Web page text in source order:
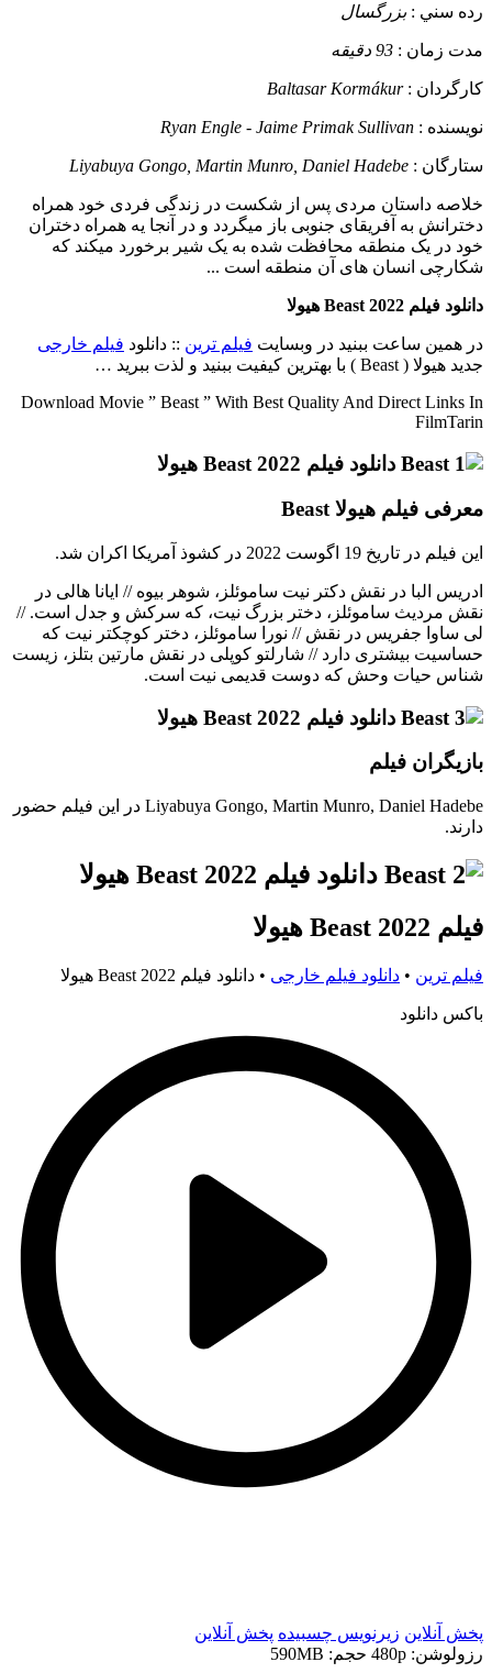
رده سني :بزرگسال
مدت زمان : 93 دقیقه
کارگردان :Baltasar Kormákur
نويسنده : Ryan Engle - Jaime Primak Sullivan
ستارگان : Liyabuya Gongo, Martin Munro, Daniel Hadebe
خلاصه داستان مردی پس از شکست در زندگی فردی خود همراه
دخترانش به آفریقای جنوبی باز میگردد و در آنجا یه همراه دختران
خود در یک منطقه محافظت شده به یک شیر برخورد میکند که
شکارچی انسان های آن منطقه است ...
دانلود فیلم Beast 2022 هیولا
در همین ساعت ببنید در وبسایت فیلم ترین :: دانلود فیلم خارجی
جدید هیولا ( Beast ) با بهترین کیفیت ببنید و لذت ببرید …
Download Movie ” Beast ” With Best Quality And Direct Links In
FilmTarin
معرفی فیلم هیولا Beast
این فیلم در تاریخ 19 اگوست 2022 در کشوذ آمریکا اکران شد.
ادریس البا در نقش دکتر نیت ساموئلز، شوهر بیوه // ایانا هالی در
نقش مردیث ساموئلز، دختر بزرگ نیت، که سرکش و جدل است. //
لی ساوا جفریس در نقش // نورا ساموئلز، دختر کوچکتر نیت که
حساسیت بیشتری دارد // شارلتو کوپلی در نقش مارتین بتلز، زیست
شناس حیات وحش که دوست قدیمی نیت است.
بازیگران فیلم
Liyabuya Gongo, Martin Munro, Daniel Hadebe در این فیلم حضور
دارند.
فیلم Beast 2022 هیولا
فیلم ترین • دانلود فیلم خارجی • دانلود فیلم Beast 2022 هیولا
باکس دانلود
پخش آنلاین زیرنویس چسبیده پخش آنلاین
رزولوشن: 480p
حجم: 590MB